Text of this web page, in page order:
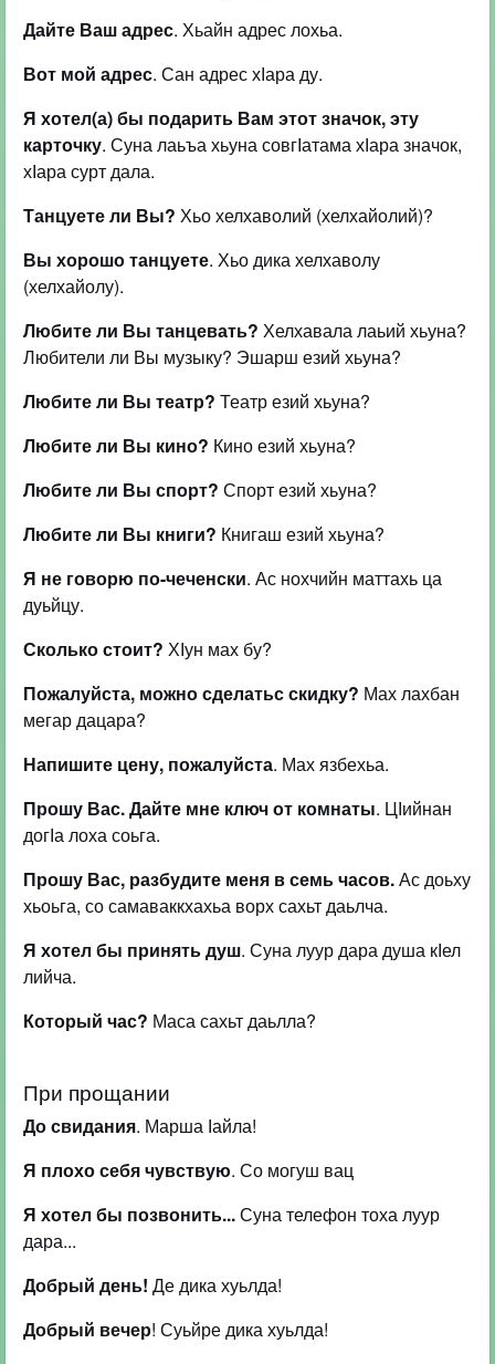
Дайте Ваш адрес. Хьайн адрес лохьа.
Вот мой адрес. Сан адрес хІара ду.
Я хотел(а) бы подарить Вам этот значок, эту
карточку. Суна лаьъа хьуна совгІатама хІара значок,
хІара сурт дала.
Танцуете ли Вы? Хьо хелхаволий (хелхайолий)?
Вы хорошо танцуете. Хьо дика хелхаволу
(хелхайолу).
Любите ли Вы танцевать? Хелхавала лаьий хьуна?
Любители ли Вы музыку? Эшарш езий хьуна?
Любите ли Вы театр? Театр езий хьуна?
Любите ли Вы кино? Кино езий хьуна?
Любите ли Вы спорт? Спорт езий хьуна?
Любите ли Вы книги? Книгаш езий хьуна?
Я не говорю по-чеченски. Ас нохчийн маттахь ца
дуьйцу.
Сколько стоит? ХІун мах бу?
Пожалуйста, можно сделатьс скидку? Мах лахбан
мегар дацара?
Напишите цену, пожалуйста. Мах язбехьа.
Прошу Вас. Дайте мне ключ от комнаты. ЦІийнан
догІа лоха соьга.
Прошу Вас, разбудите меня в семь часов.Ас доьху
хьоьга, со самаваккхахьа ворх сахьт даьлча.
Я хотел бы принять душ. Суна луур дара душа кІел
лийча.
Который час? Маса сахьт даьлла?
При прощании
До свидания. Марша Іайла!
Я плохо себя чувствую. Со могуш вац
Я хотел бы позвонить...Суна телефон тоха луур
дара...
Добрый день! Де дика хуьлда!
Добрый вечер! Суьйре дика хуьлда!